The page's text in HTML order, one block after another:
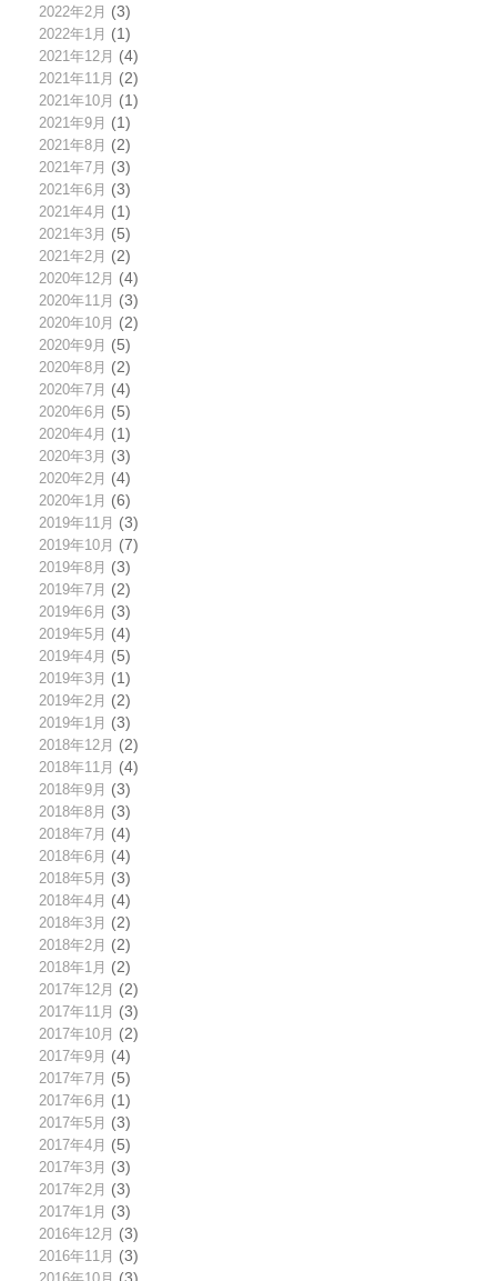
2022年2月 (3)
2022年1月 (1)
2021年12月 (4)
2021年11月 (2)
2021年10月 (1)
2021年9月 (1)
2021年8月 (2)
2021年7月 (3)
2021年6月 (3)
2021年4月 (1)
2021年3月 (5)
2021年2月 (2)
2020年12月 (4)
2020年11月 (3)
2020年10月 (2)
2020年9月 (5)
2020年8月 (2)
2020年7月 (4)
2020年6月 (5)
2020年4月 (1)
2020年3月 (3)
2020年2月 (4)
2020年1月 (6)
2019年11月 (3)
2019年10月 (7)
2019年8月 (3)
2019年7月 (2)
2019年6月 (3)
2019年5月 (4)
2019年4月 (5)
2019年3月 (1)
2019年2月 (2)
2019年1月 (3)
2018年12月 (2)
2018年11月 (4)
2018年9月 (3)
2018年8月 (3)
2018年7月 (4)
2018年6月 (4)
2018年5月 (3)
2018年4月 (4)
2018年3月 (2)
2018年2月 (2)
2018年1月 (2)
2017年12月 (2)
2017年11月 (3)
2017年10月 (2)
2017年9月 (4)
2017年7月 (5)
2017年6月 (1)
2017年5月 (3)
2017年4月 (5)
2017年3月 (3)
2017年2月 (3)
2017年1月 (3)
2016年12月 (3)
2016年11月 (3)